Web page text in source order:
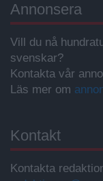
Annonsera
Vill du nå
svenskar?
Kontakta vår
Läs mer om
Kontakt
Kontakta